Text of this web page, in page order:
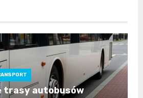
trasy autobusów